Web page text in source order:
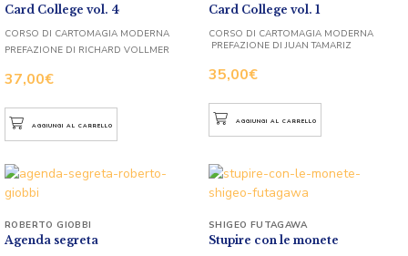
Card College vol. 4
37,00€
CORSO DI CARTOMAGIA MODERNA
PREFAZIONE DI RICHARD VOLLMER
AGGIUNGI AL CARRELLO
Card College vol. 1
35,00€
CORSO DI CARTOMAGIA MODERNA
PREFAZIONE DI JUAN TAMARIZ
AGGIUNGI AL CARRELLO
Agenda segreta
ROBERTO GIOBBI
Stupire con le monete
SHIGEO FUTAGAWA